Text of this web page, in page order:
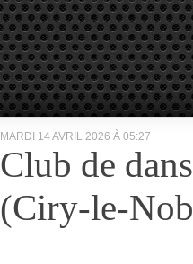
MARDI 14 AVRIL 2026 À 05:27
Club de
(Ciry-le-